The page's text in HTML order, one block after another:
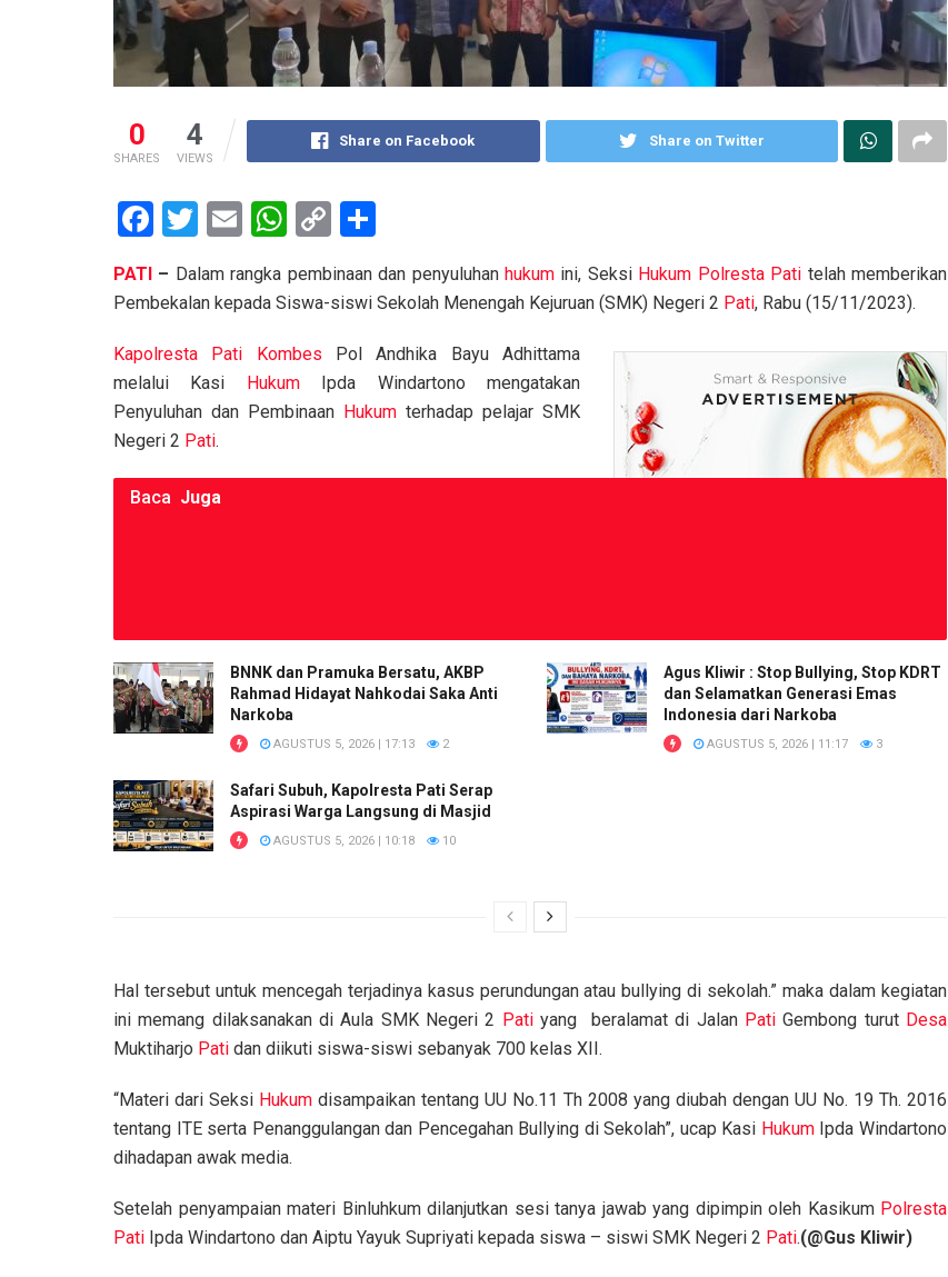
0
SHARES
4
VIEWS
Share on Facebook Share on Twitter
F
ce
o
o
k
T
tt
E
ail
W
at
A
p
p
C
py
n
k
ar
PATI – Dalam rangka pembinaan dan penyuluhanhukum ini, Seksi Hukum Polresta Pati telah memberikan
Pembekalan kepada Siswa-siswi Sekolah Menengah Kejuruan (SMK) Negeri 2 Pati, Rabu (15/11/2023).
Kapolresta Pati Kombes Pol Andhika Bayu Adhittama
melalui Kasi HukumIpda Windartono mengatakan
Penyuluhan dan Pembinaan Hukum terhadap pelajar SMK
Negeri 2 Pati.
Baca Juga
BNNK dan Pramuka Bersatu, AKBP
Rahmad Hidayat Nahkodai Saka Anti
Narkoba
AGUSTUS 5, 2026 | 17:13 2
Agus Kliwir : Stop Bullying, Stop KDRT
dan Selamatkan Generasi Emas
Indonesia dari Narkoba
AGUSTUS 5, 2026 | 11:17 3
Safari Subuh, Kapolresta Pati Serap
Aspirasi Warga Langsung di Masjid
AGUSTUS 5, 2026 | 10:18 10
Hal tersebut untuk mencegah terjadinya kasus perundungan atau bullying di sekolah.” maka dalam kegiatan
ini memang dilaksanakan di Aula SMK Negeri 2 Patiyang beralamat di Jalan PatiGembong turut Desa
Muktiharjo Pati dan diikuti siswa-siswi sebanyak 700 kelas XII.
“Materi dari Seksi Hukum disampaikan tentang UU No.11 Th 2008 yang diubah dengan UU No. 19 Th. 2016
tentang ITE serta Penanggulangan dan Pencegahan Bullying di Sekolah”, ucap Kasi HukumIpda Windartono
dihadapan awak media.
Setelah penyampaian materi Binluhkum dilanjutkan sesi tanya jawab yang dipimpin oleh Kasikum Polresta
Pati Ipda Windartono dan Aiptu Yayuk Supriyati kepada siswa – siswi SMK Negeri 2 Pati.(@Gus Kliwir)